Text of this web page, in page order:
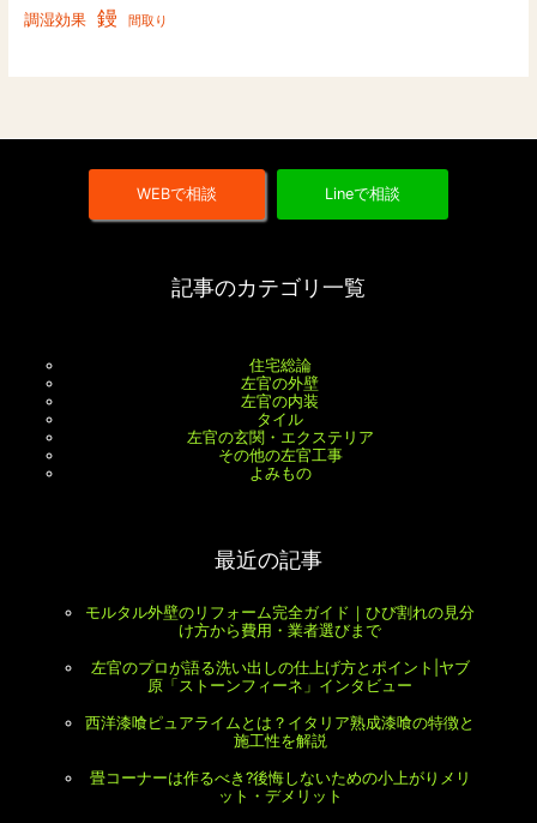
調湿効果 鏝 間取り
WEBで相談 Lineで相談
記事のカテゴリ一覧
住宅総論
左官の外壁
左官の内装
タイル
左官の玄関・エクステリア
その他の左官工事
よみもの
最近の記事
モルタル外壁のリフォーム完全ガイド｜ひび割れの見分
け方から費用・業者選びまで
左官のプロが語る洗い出しの仕上げ方とポイント|ヤブ
原「ストーンフィーネ」インタビュー
西洋漆喰ピュアライムとは？イタリア熟成漆喰の特徴と
施工性を解説
畳コーナーは作るべき?後悔しないための小上がりメリ
ット・デメリット